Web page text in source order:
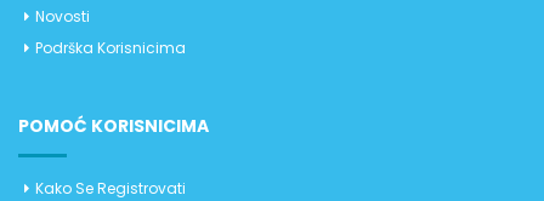
Novosti
Podrška Korisnicima
POMOĆ KORISNICIMA
Kako Se Registrovati